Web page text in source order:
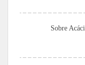
Sobre